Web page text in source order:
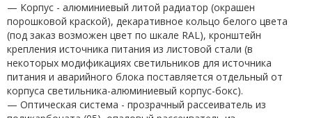
— Корпус - алюминиевый литой радиатор (окрашен
порошковой краской), декаративное кольцо белого цвета
(под заказ возможен цвет по шкале RAL), кронштейн
крепления источника питания из листовой стали (в
некоторых модификациях светильников для источника
питания и аварийного блока поставляется отдельный от
корпуса светильника-алюминиевый корпус-бокс).
— Оптическая система - прозрачный рассеиватель из